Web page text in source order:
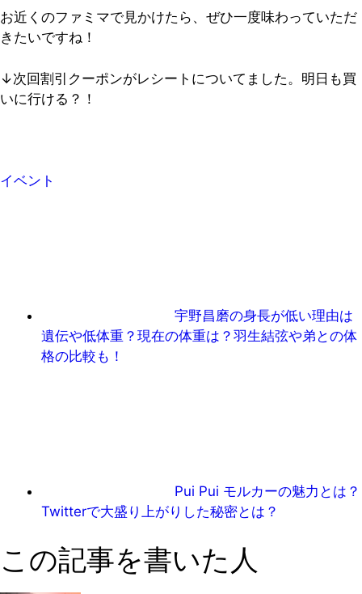
お近くのファミマで見かけたら、ぜひ一度味わっていただ
きたいですね！
↓次回割引クーポンがレシートについてました。明日も買
いに行ける？！
イベント
宇野昌磨の身長が低い理由は
遺伝や低体重？現在の体重は？羽生結弦や弟との体
格の比較も！
Pui Pui モルカーの魅力とは？
Twitterで大盛り上がりした秘密とは？
この記事を書いた人